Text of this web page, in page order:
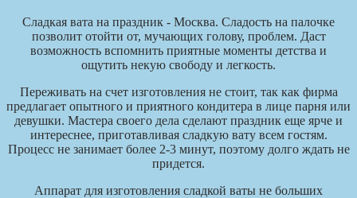
Сладкая вата на праздник - Москва. Сладость на палочке
позволит отойти от, мучающих голову, проблем. Даст
возможность вспомнить приятные моменты детства и
ощутить некую свободу и легкость.
Переживать на счет изготовления не стоит, так как фирма
предлагает опытного и приятного кондитера в лице парня или
девушки. Мастера своего дела сделают праздник еще ярче и
интереснее, приготавливая сладкую вату всем гостям.
Процесс не занимает более 2-3 минут, поэтому долго ждать не
придется.
Аппарат для изготовления сладкой ваты не больших